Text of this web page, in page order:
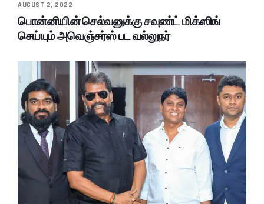
AUGUST 2, 2022
பொன்னியின் செல்வனுக்கு சவுண்ட் மிக்ஸிங்
செய்யும் அவெஞ்சர்ஸ் பட வல்லுநர்